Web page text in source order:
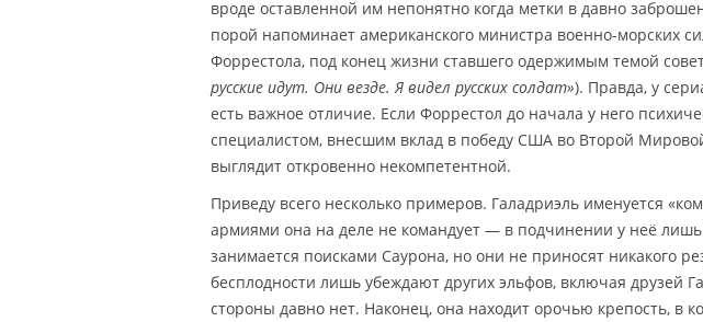
вроде оставленной им непонятно когда метки в давно
порой напоминает американского министра военно-морских
Форрестола, под конец жизни ставшего одержимым темой
русские идут. Они везде. Я видел русских солдат»). Правда, у
есть важное отличие. Если Форрестол до начала у него
специалистом, внесшим вклад в победу США во Второй
выглядит откровенно некомпетентной.
Приведу всего несколько примеров. Галадриэль именуется
армиями она на деле не командует — в подчинении у неё
занимается поисками Саурона, но они не приносят никакого
бесплодности лишь убеждают других эльфов, включая друзей
стороны давно нет. Наконец, она находит орочью крепость, в